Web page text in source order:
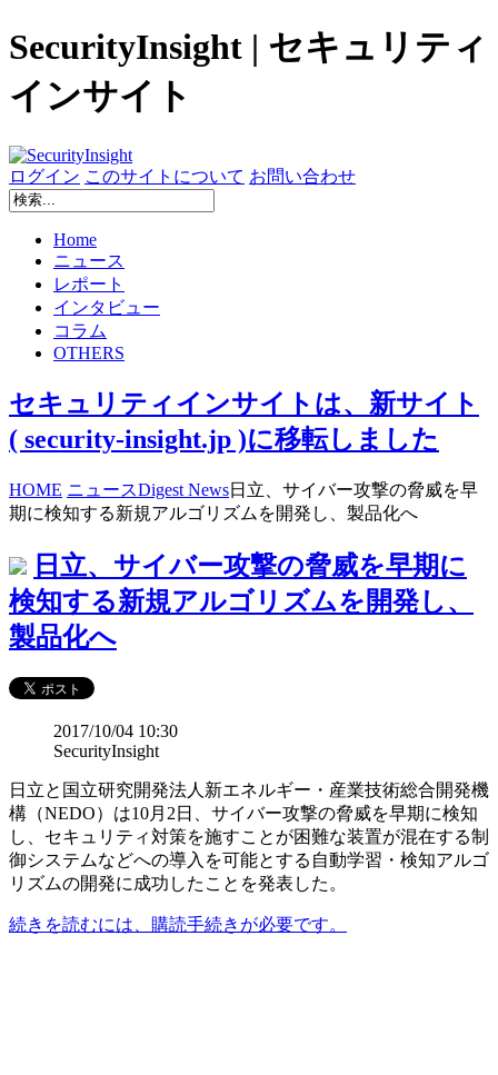
SecurityInsight | セキュリティ
インサイト
ログイン このサイトについて お問い合わせ
Home
ニュース
レポート
インタビュー
コラム
OTHERS
セキュリティインサイトは、新サイト
( security-insight.jp )に移転しました
HOME ニュースDigest News日立、サイバー攻撃の脅威を早
期に検知する新規アルゴリズムを開発し、製品化へ
日立、サイバー攻撃の脅威を早期に
検知する新規アルゴリズムを開発し、
製品化へ
2017/10/04 10:30
SecurityInsight
日立と国立研究開発法人新エネルギー・産業技術総合開発機
構（NEDO）は10月2日、サイバー攻撃の脅威を早期に検知
し、セキュリティ対策を施すことが困難な装置が混在する制
御システムなどへの導入を可能とする自動学習・検知アルゴ
リズムの開発に成功したことを発表した。
続きを読むには、購読手続きが必要です。